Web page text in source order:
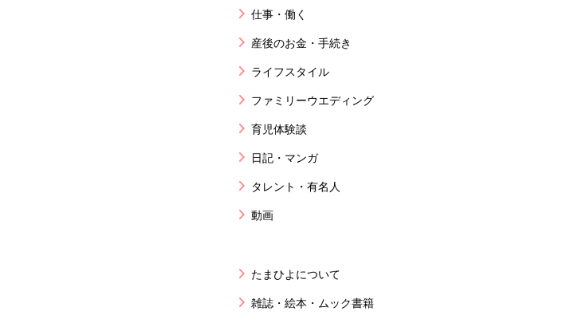
仕事・働く
産後のお金・手続き
ライフスタイル
ファミリーウエディング
育児体験談
日記・マンガ
タレント・有名人
動画
たまひよについて
雑誌・絵本・ムック書籍